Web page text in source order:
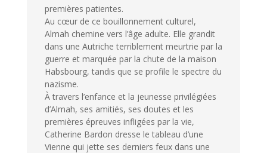
premières patientes.
Au cœur de ce bouillonnement culturel,
Almah chemine vers l’âge adulte. Elle grandit
dans une Autriche terriblement meurtrie par la
guerre et marquée par la chute de la maison
Habsbourg, tandis que se profile le spectre du
nazisme.
À travers l’enfance et la jeunesse privilégiées
d’Almah, ses amitiés, ses doutes et les
premières épreuves infligées par la vie,
Catherine Bardon dresse le tableau d’une
Vienne qui jette ses derniers feux dans une